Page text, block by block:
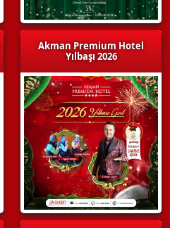
Akman Premium Hotel
Yılbaşı 2026